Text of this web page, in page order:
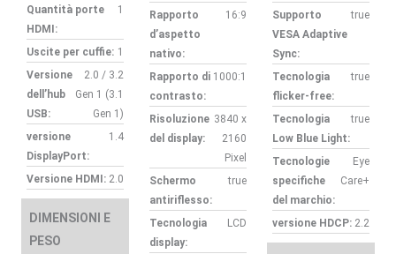
Quantità porte
HDMI:
1
Uscite per cuffie: 1
Versione
dell’hub
USB:
2.0 / 3.2
Gen 1 (3.1
Gen 1)
versione
DisplayPort:
1.4
Versione HDMI: 2.0
DIMENSIONI E
PESO
Rapporto
d’aspetto
nativo:
16:9
Rapporto di
contrasto:
1000:1
Risoluzione
del display:
3840 x
2160
Pixel
Schermo
antiriflesso:
true
Tecnologia
display:
LCD
Supporto
VESA Adaptive
Sync:
true
Tecnologia
flicker-free:
true
Tecnologia
Low Blue Light:
true
Tecnologie
specifiche
del marchio:
Eye
Care+
versione HDCP: 2.2